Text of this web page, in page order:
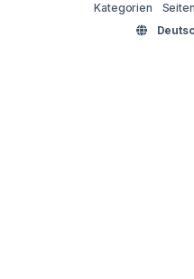
Kategorien
Seiten